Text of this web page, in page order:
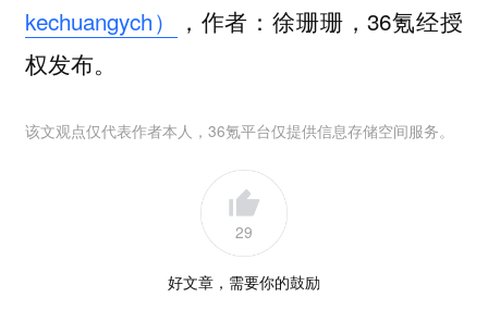
kechuangych）
，作者：徐珊珊，36氪经授
权发布。
该文观点仅代表作者本人，36氪平台仅提供信息存储空间服务。
29
好文章，需要你的鼓励